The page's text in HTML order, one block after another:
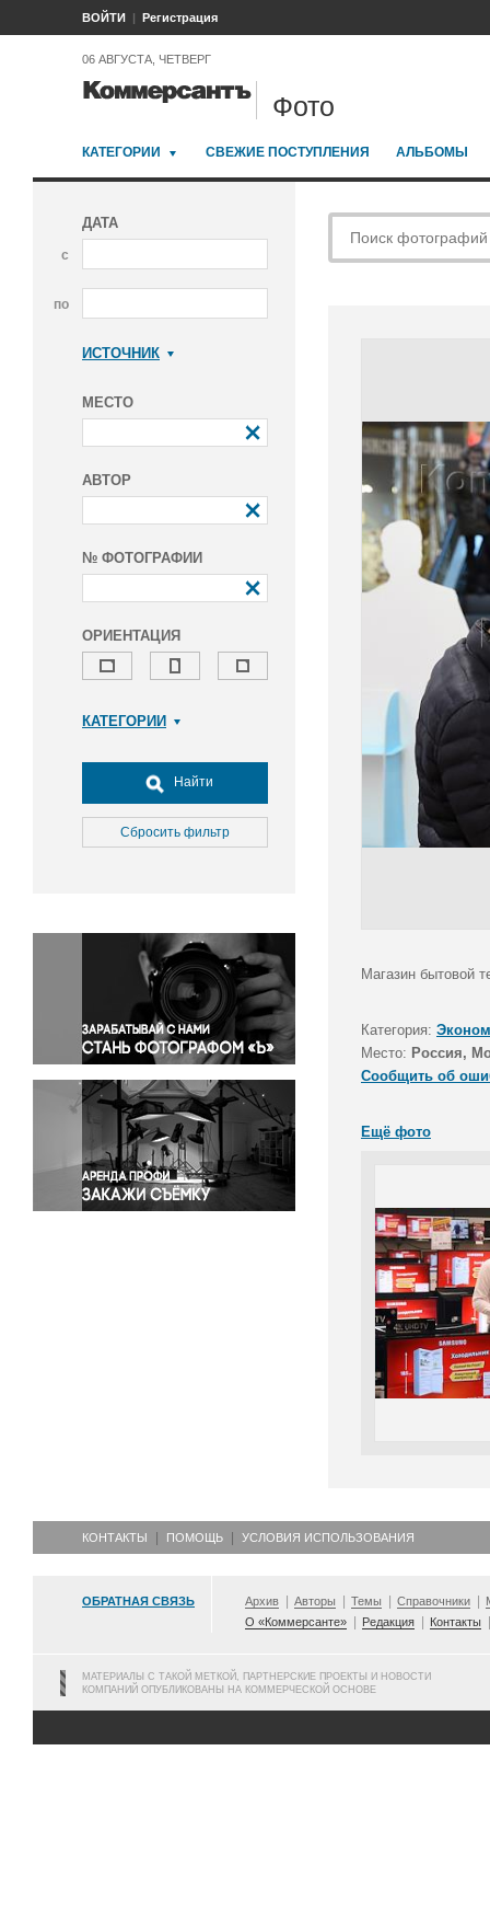
ВОЙТИ Регистрация
06 АВГУСТА, ЧЕТВЕРГ
Фото
КАТЕГОРИИ СВЕЖИЕ ПОСТУПЛЕНИЯ АЛЬБОМЫ
ДАТА
с
по
ИСТОЧНИК
МЕСТО
АВТОР
№ ФОТОГРАФИИ
ОРИЕНТАЦИЯ
КАТЕГОРИИ
Досуг, туризм и отдых
Культура
Медицина
Окружающая среда
Политика
Правосудие
Происшествия и конфликты
Религия
Светская жизнь
Спорт
Экология
Экономика и бизнес
Найти
Сбросить фильтр
Магазин бытовой
Категория:
Место: Россия,
Сообщить об
Ещё фото
КОНТАКТЫ ПОМОЩЬ УСЛОВИЯ ИСПОЛЬЗОВАНИЯ
ОБРАТНАЯ СВЯЗЬ Архив Авторы Темы Справочники
О «Коммерсанте»
Редакция Контакты
МАТЕРИАЛЫ С ТАКОЙ МЕТКОЙ, ПАРТНЕРСКИЕ ПРОЕКТЫ И НОВОСТИ
КОМПАНИЙ ОПУБЛИКОВАНЫ НА КОММЕРЧЕСКОЙ ОСНОВЕ